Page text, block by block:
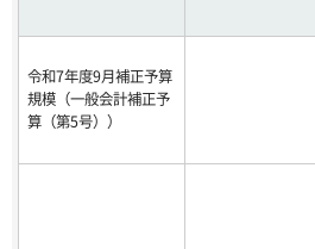
令和7年度9月補正予算
規模（一般会計補正予
算（第5号））